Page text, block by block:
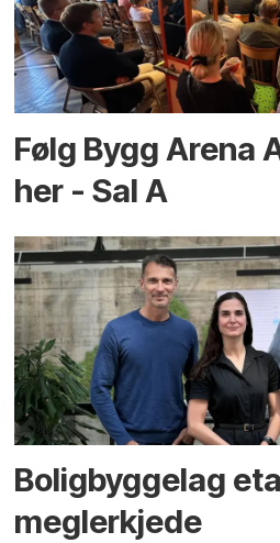
Følg Bygg Arena
her - Sal A
Boligbyggelag
megler­kjede